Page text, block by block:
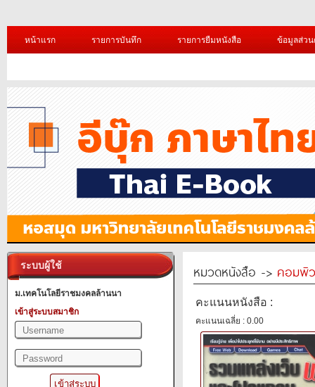
หน้าแรก รายการบันทึก รายการยืมหนังสือ ข้อมูลส่ว
ระบบผู้ใช้
ม.เทคโนโลยีราชมงคลล้านนา
เข้าสู่ระบบสมาชิก
หมวดหนังสือ -> คอมพิ
คะแนนหนังสือ :
คะแนนเฉลี่ย : 0.00